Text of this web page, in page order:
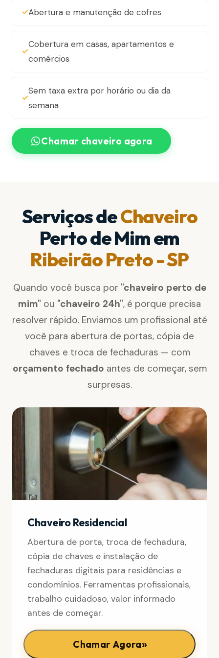
Abertura e manutenção de cofres
Cobertura em casas, apartamentos e
comércios
Sem taxa extra por horário ou dia da
semana
Chamar chaveiro agora
Serviços deChaveiro
Perto de Mim em
Ribeirão Preto - SP
Quando você busca por "chaveiro perto de
mim" ou "chaveiro 24h", é porque precisa
resolver rápido. Enviamos um profissional até
você para abertura de portas, cópia de
chaves e troca de fechaduras — com
orçamento fechado antes de começar, sem
surpresas.
Chaveiro Residencial
Abertura de porta, troca de fechadura,
cópia de chaves e instalação de
fechaduras digitais para residências e
condomínios. Ferramentas profissionais,
trabalho cuidadoso, valor informado
antes de começar.
Chamar Agora»